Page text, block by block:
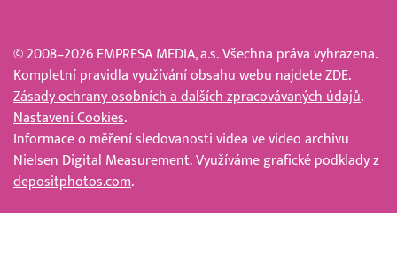
© 2008–2026 EMPRESA MEDIA, a.s. Všechna práva vyhrazena.
Kompletní pravidla využívání obsahu webu najdete ZDE.
Zásady ochrany osobních a dalších zpracovávaných údajů.
Nastavení Cookies.
Informace o měření sledovanosti videa ve video archivu
Nielsen Digital Measurement. Využíváme grafické podklady z
depositphotos.com.